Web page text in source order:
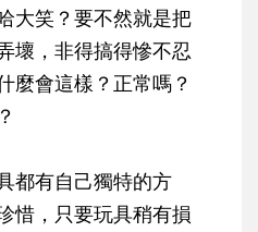
大笑？要不然就是把
壞，非得搞得慘不忍
麼會這樣？正常嗎？
有自己獨特的方
惜，只要玩具稍有損